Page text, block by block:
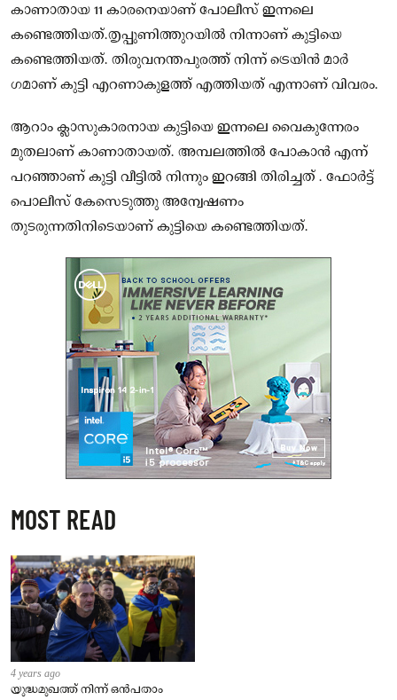
കാണാതായ 11 കാരനെയാണ് പോലീസ് ഇന്നലെ
കണ്ടെത്തിയത്.തൃപ്പുണിത്തുറയിൽ നിന്നാണ് കുട്ടിയെ
കണ്ടെത്തിയത്. തിരുവനന്തപുരത്ത്‌ നിന്ന് ട്രെയിൻ മാർ​
ഗമാണ് കുട്ടി എറണാകുളത്ത് എത്തിയത് എന്നാണ് വിവരം.
ആറാം ക്ലാസുകാരനായ കുട്ടിയെ ഇന്നലെ വൈകുന്നേരം
മുതലാണ് കാണാതായത്. അമ്പലത്തിൽ പോകാൻ എന്ന്
പറഞ്ഞാണ് കുട്ടി വീട്ടിൽ നിന്നും ഇറങ്ങി തിരിച്ചത് . ഫോർട്ട്
പൊലീസ് കേസെടുത്തു അന്വേഷണം
തുടരുന്നതിനിടെയാണ് കുട്ടിയെ കണ്ടെത്തിയത്.
MOST READ
4 years ago
യുദ്ധമുഖത്ത് നിന്ന് ഒൻപതാം